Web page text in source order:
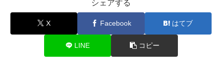
シェアする
X Facebook はてブ
LINE コピー